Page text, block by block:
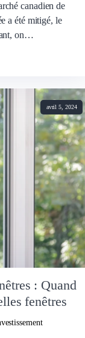
canadien de
a été mitigé, le
on…
avril 5, 2024
: Quand
fenêtres